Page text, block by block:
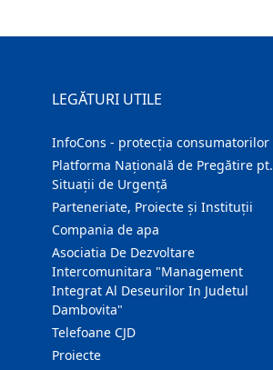
LEGĂTURI UTILE
InfoCons - protecția consumatorilor
Platforma Națională de Pregătire pt.
Situații de Urgență
Parteneriate, Proiecte și Instituții
Compania de apa
Asociatia De Dezvoltare
Intercomunitara "Management
Integrat Al Deseurilor In Judetul
Dambovita"
Telefoane CJD
Proiecte